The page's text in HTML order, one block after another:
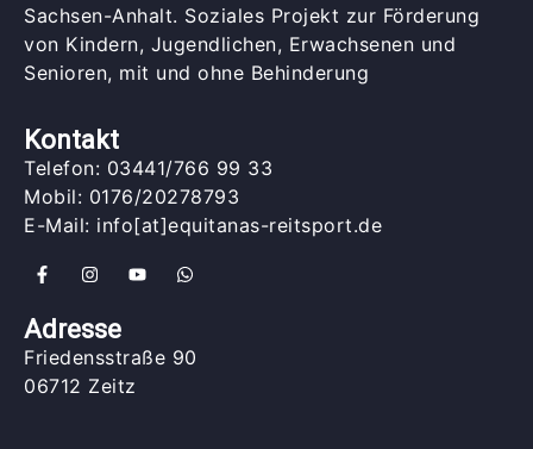
Sachsen-Anhalt. Soziales Projekt zur Förderung
von Kindern, Jugendlichen, Erwachsenen und
Senioren, mit und ohne Behinderung
Kontakt
Telefon: 03441/766 99 33
Mobil: 0176/20278793
E-Mail: info[at]equitanas-reitsport.de
Adresse
Friedensstraße 90
06712 Zeitz